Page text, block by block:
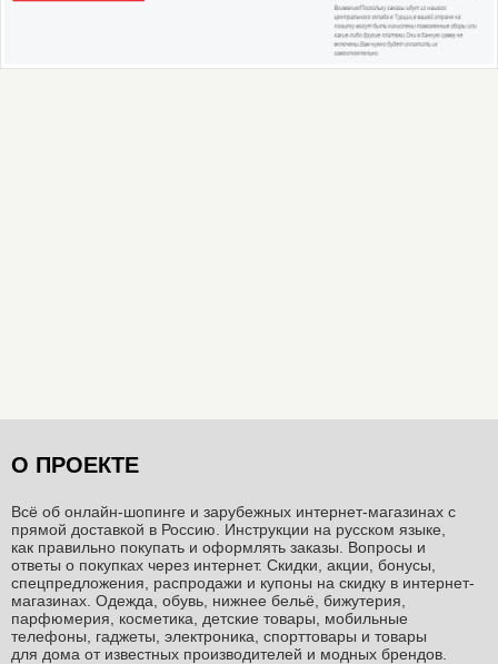
О ПРОЕКТЕ
Всё об онлайн-шопинге и зарубежных интернет-магазинах c
прямой доставкой в Россию. Инструкции на русском языке,
как правильно покупать и оформлять заказы. Вопросы и
ответы о покупках через интернет. Скидки, акции, бонусы,
спецпредложения, распродажи и купоны на скидку в интернет-
магазинах. Одежда, обувь, нижнее бельё, бижутерия,
парфюмерия, косметика, детские товары, мобильные
телефоны, гаджеты, электроника, спорттовары и товары
для дома от известных производителей и модных брендов.